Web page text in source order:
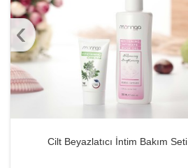
Cilt Beyazlatıcı İntim Bakım Seti
‹